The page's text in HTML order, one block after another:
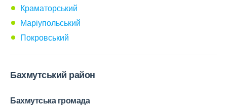
Краматорський
Маріупольський
Покровський
Бахмутський район
Бахмутська громада